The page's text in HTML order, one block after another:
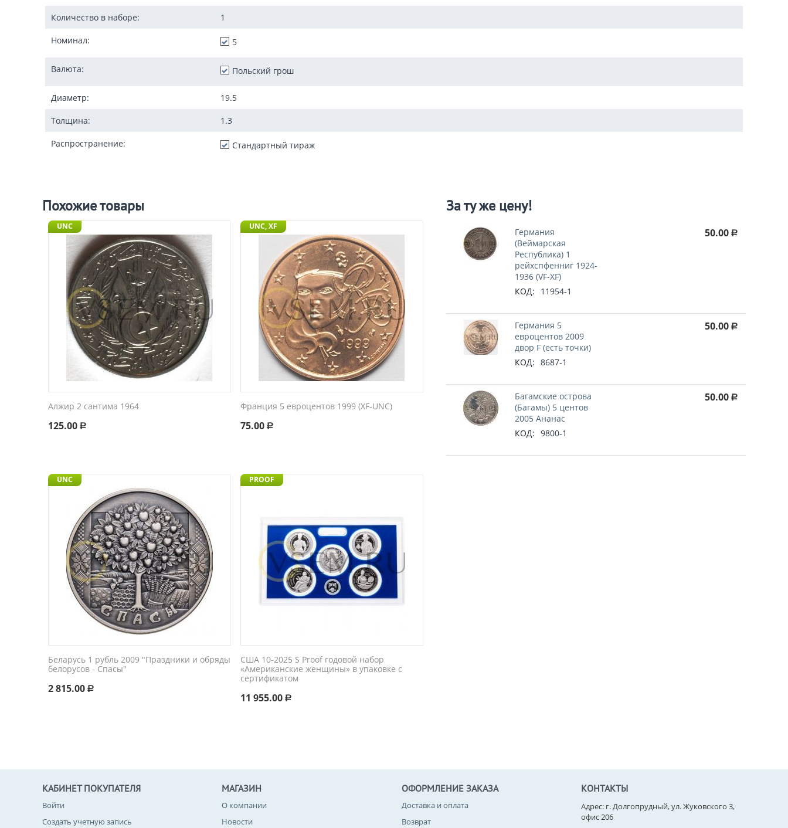
Количество в наборе: 1
Номинал: 5
Валюта: Польский грош
Диаметр: 19.5
Толщина: 1.3
Распространение: Стандартный тираж
Похожие товары
UNC
Алжир 2 сантима 1964
125.00 Р
UNC, XF
Франция 5 евроцентов 1999 (XF-UNC)
75.00 Р
UNC
Беларусь 1 рубль 2009 "Праздники и обряды
белорусов - Спасы"
2 815.00 Р
PROOF
США 10-2025 S Proof годовой набор
«Американские женщины» в упаковке с
сертификатом
11 955.00 Р
За ту же цену!
Германия
(Веймарская
Республика) 1
рейхспфенниг 1924-
1936 (VF-XF)
КОД:
11954-1
50.00 Р
Германия 5
евроцентов 2009
двор F (есть точки)
КОД: 8687-1
50.00 Р
Багамские острова
(Багамы) 5 центов
2005 Ананас
КОД: 9800-1
50.00 Р
КАБИНЕТ ПОКУПАТЕЛЯ
Войти
Создать учетную запись
МАГАЗИН
О компании
Новости
ОФОРМЛЕНИЕ ЗАКАЗА
Доставка и оплата
Возврат
КОНТАКТЫ
Адрес: г. Долгопрудный, ул. Жуковского 3,
офис 206